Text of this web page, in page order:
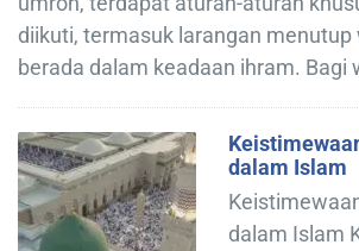
diikuti, termasuk larangan menutup
berada dalam keadaan ihram. Bagi
dalam Islam
dalam Islam